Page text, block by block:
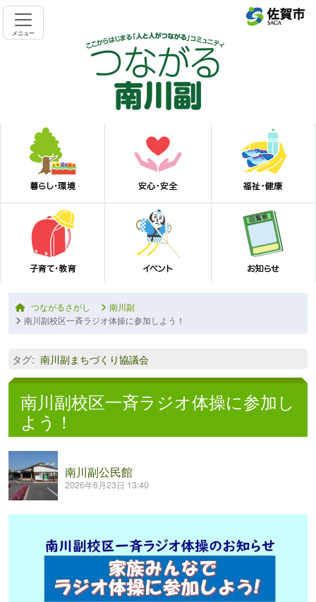
メニュー
つながるさがし
南川副
南川副校区一斉ラジオ体操に参加しよう！
タグ: 南川副まちづくり協議会
南川副校区一斉ラジオ体操に参加し
よう！
南川副公民館
2026年6月23日 13:40